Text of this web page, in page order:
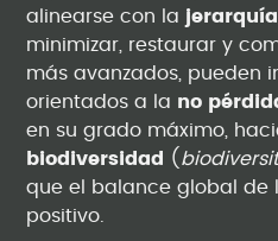
alinearse con la
minimizar, restaurar y
más avanzados, pueden
orientados a la no
en su grado máximo,
biodiversidad
(
que el balance global de
positivo.